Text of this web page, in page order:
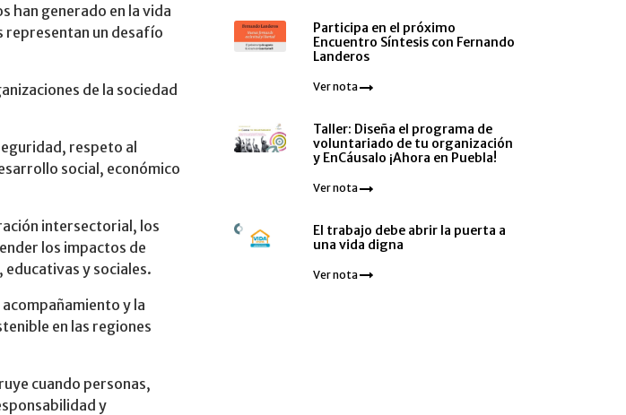
han generado en la vida
representan un desafío
de la sociedad
respeto al
social, económico
intersectorial, los
los impactos de
y sociales.
y la
en las regiones
cuando personas,
y
Participa en el próximo
Encuentro Síntesis con Fernando
Landeros
Ver nota
Taller: Diseña el programa de
voluntariado de tu organización
y EnCáusalo ¡Ahora en Puebla!
Ver nota
El trabajo debe abrir la puerta a
una vida digna
Ver nota